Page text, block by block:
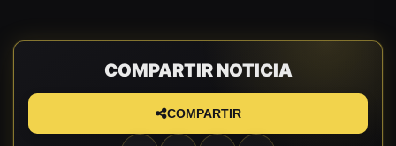
COMPARTIR NOTICIA
COMPARTIR